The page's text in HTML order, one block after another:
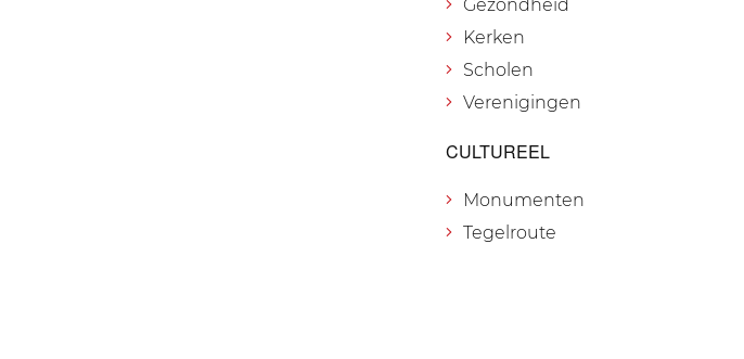
Gezondheid
Kerken
Scholen
Verenigingen
CULTUREEL
Monumenten
Tegelroute